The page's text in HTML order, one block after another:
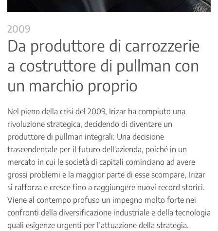
2009
Da produttore di carrozzerie
a costruttore di pullman con
un marchio proprio
Nel pieno della crisi del 2009, Irizar ha compiuto una
rivoluzione strategica, decidendo di diventare un
produttore di pullman integrali: Una decisione
trascendentale per il futuro dell'azienda, poiché in un
mercato in cui le società di capitali cominciano ad avere
grossi problemi e la maggior parte di esse scompare, Irizar
si rafforza e cresce fino a raggiungere nuovi record storici.
Viene al contempo profuso un impegno molto forte nei
confronti della diversificazione industriale e della tecnologia
quali esigenze urgenti per l’attuazione della strategia.